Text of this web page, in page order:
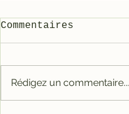
Commentaires
Rédigez un commentaire...